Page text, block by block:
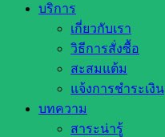
บริการ
เกี่ยวกับเรา
วิธีการสั่งซื้อ
สะสมแต้ม
แจ้งการชำระเงิน
บทความ
สาระน่ารู้